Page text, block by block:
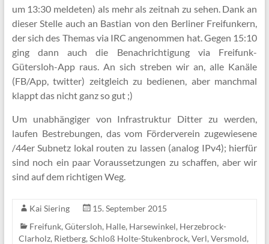
um 13:30 meldeten) als mehr als zeitnah zu sehen. Dank an
dieser Stelle auch an Bastian von den Berliner Freifunkern,
der sich des Themas via IRC angenommen hat. Gegen 15:10
ging dann auch die Benachrichtigung via Freifunk-
Gütersloh-App raus. An sich streben wir an, alle Kanäle
(FB/App, twitter) zeitgleich zu bedienen, aber manchmal
klappt das nicht ganz so gut ;)
Um unabhängiger von Infrastruktur Ditter zu werden,
laufen Bestrebungen, das vom Förder­verein zugewiesene
/44er Subnetz lokal routen zu lassen (analog IPv4); hierfür
sind noch ein paar Voraussetzungen zu schaffen, aber wir
sind auf dem richtigen Weg.
Kai Siering
15. September 2015
Freifunk, Gütersloh, Halle, Harsewinkel, Herzebrock-
Clarholz, Rietberg, Schloß Holte-Stukenbrock, Verl, Versmold,